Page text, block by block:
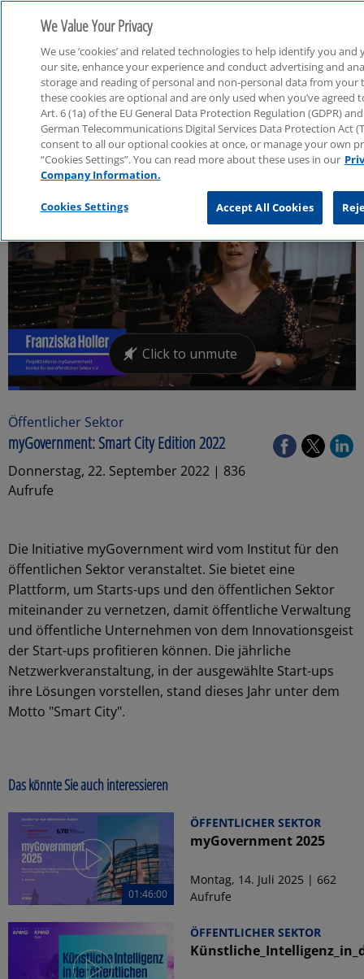
Öffentlicher Sektor
Öffentlicher Sektor
myGovernment: Smart City Edition 2022
Donnerstag, 22. September 2022 | 836
Aufrufe
Die Initiative myGovernment wird vom Institut für den
öffentlichen Sektor veranstaltet. Sie bietet eine
Plattform, um Starts-ups und den öffentlichen Sektor
miteinander zu vernetzen, damit öffentliche Verwaltung
und öffentliche Unternehmen von dem Innovationsgeist
der Start-ups profitieren können. Die jährliche
Netzwerkveranstaltung, in der ausgewählte Start-ups
ihre Lösungen vorstellen, stand dieses Jahr unter dem
Motto "Smart City".
Das könnte Sie auch interessieren
01:46:00
ÖFFENTLICHER SEKTOR
myGovernment 2025
Montag, 14. Juli 2025 | 662
Aufrufe
ÖFFENTLICHER SEKTOR
We Value Your Privacy
We use ‘cookies’ and related technologies to help identify you
our site, enhance your experience and conduct advertising and
storage and reading of personal and non-personal data from your
these cookies are optional and are only used when you’ve agreed
Art. 6 (1a) of the EU General Data Protection Regulation (GDPR)
German Telecommunications Digital Services Data Protection Act
consent to all our optional cookies at once, or manage your own
“Cookies Settings”. You can read more about these uses in our
Company Information.
Cookies Settings Accept All Cookies